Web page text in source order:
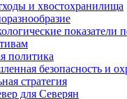
и хвостохранилища
показатели
политика
безопасность и
стратегия
для Северян